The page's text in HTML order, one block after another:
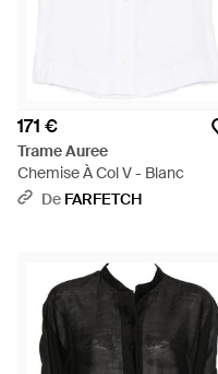
171 €
Trame Auree
Chemise À Col V - Blanc
De FARFETCH